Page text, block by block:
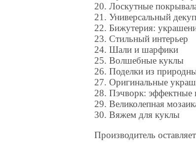
20. Лоскутные
21. Универсальный
22. Бижутерия:
23. Стильный интерьер
24. Шали и шарфики
25. Волшебные куклы
26. Поделки из
27. Оригинальные
28. Пэчворк: эффектные
29. Великолепная
30. Вяжем для куклы
Производитель